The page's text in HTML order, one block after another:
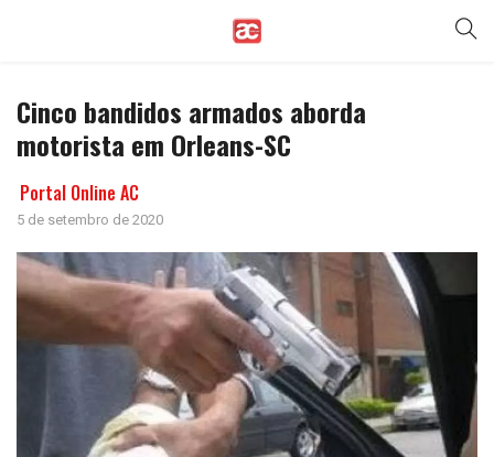
Cinco bandidos armados aborda
motorista em Orleans-SC
Portal Online AC
5 de setembro de 2020